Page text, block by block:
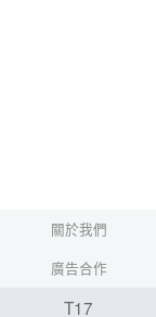
關於我們
廣告合作
T17